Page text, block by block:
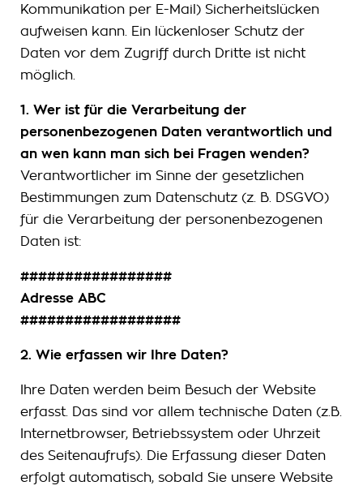
Kommunikation per E-Mail) Sicherheitslücken
aufweisen kann. Ein lückenloser Schutz der
Daten vor dem Zugriff durch Dritte ist nicht
möglich.
1. Wer ist für die Verarbeitung der
personenbezogenen Daten verantwortlich und
an wen kann man sich bei Fragen wenden?
Verantwortlicher im Sinne der gesetzlichen
Bestimmungen zum Datenschutz (z. B. DSGVO)
für die Verarbeitung der personenbezogenen
Daten ist:
#################
Adresse ABC
##################
2. Wie erfassen wir Ihre Daten?
Ihre Daten werden beim Besuch der Website
erfasst. Das sind vor allem technische Daten (z.B.
Internetbrowser, Betriebssystem oder Uhrzeit
des Seitenaufrufs). Die Erfassung dieser Daten
erfolgt automatisch, sobald Sie unsere Website